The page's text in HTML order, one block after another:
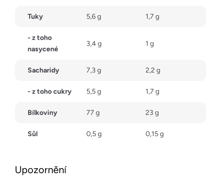
Tuky 5,6 g 1,7 g
- z toho
nasycené
3,4 g 1 g
Sacharidy 7,3 g 2,2 g
- z toho cukry 5,5 g 1,7 g
Bílkoviny 77 g 23 g
Sůl 0,5 g 0,15 g
Upozornění